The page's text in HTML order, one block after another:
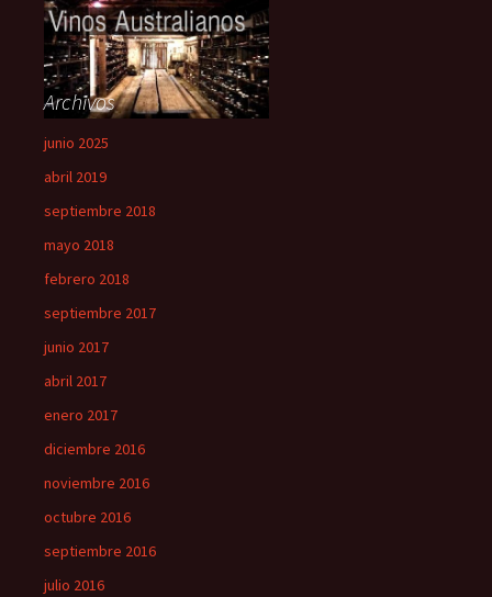
Archivos
junio 2025
abril 2019
septiembre 2018
mayo 2018
febrero 2018
septiembre 2017
junio 2017
abril 2017
enero 2017
diciembre 2016
noviembre 2016
octubre 2016
septiembre 2016
julio 2016